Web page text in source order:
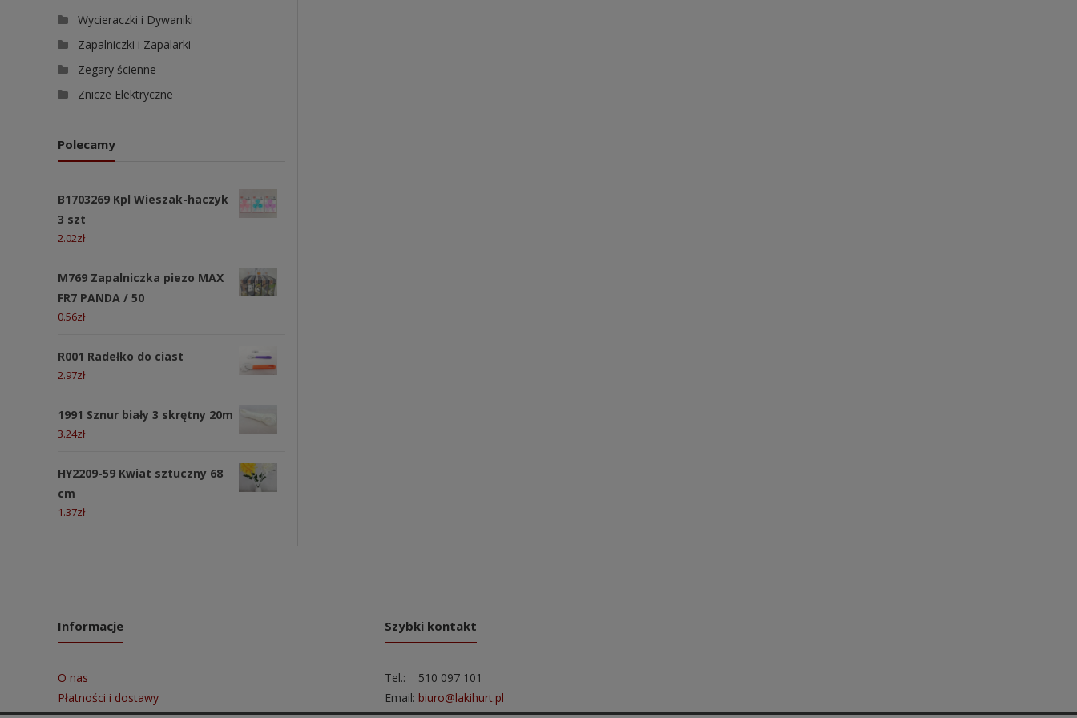
Wycieraczki i Dywaniki
Zapalniczki i Zapalarki
Zegary ścienne
Znicze Elektryczne
Polecamy
B1703269 Kpl Wieszak-haczyk
3 szt
2.02zł
M769 Zapalniczka piezo MAX
FR7 PANDA / 50
0.56zł
R001 Radełko do ciast
2.97zł
1991 Sznur biały 3 skrętny 20m
3.24zł
HY2209-59 Kwiat sztuczny 68
cm
1.37zł
Informacje
O nas
Płatności i dostawy
Szybki kontakt
Tel.: 510 097 101
Email: biuro@lakihurt.pl